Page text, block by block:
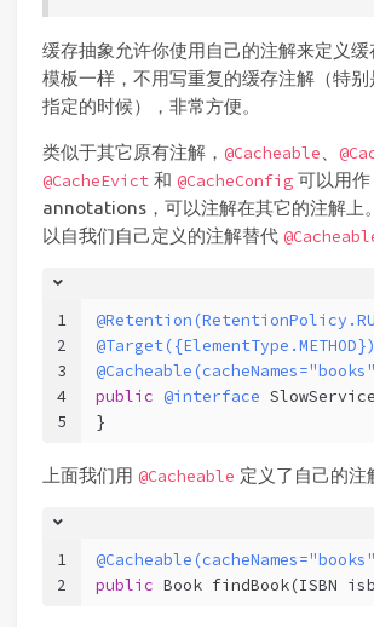
缓存抽象允许你使用自己的注解来定义
模板一样，不用写重复的缓存注解（特
指定的时候），非常方便。
类似于其它原有注解， @Cacheable
@CacheEvict 和 @CacheConfig 可以用
annotations，可以注解在其它的注解上
以自我们自己定义的注解替代
1
2
3
4
5
@Target({ElementType.METHOD})
public @interface
}
上面我们用 @Cacheable 定义了自己的注
1
2
public Book findBook(ISBN